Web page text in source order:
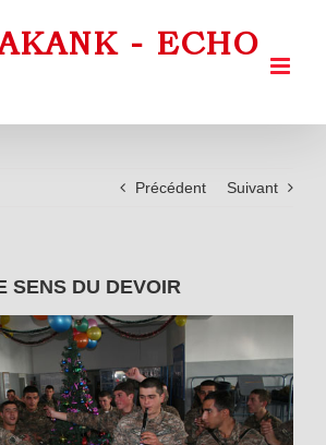
Précédent Suivant
SENS DU DEVOIR